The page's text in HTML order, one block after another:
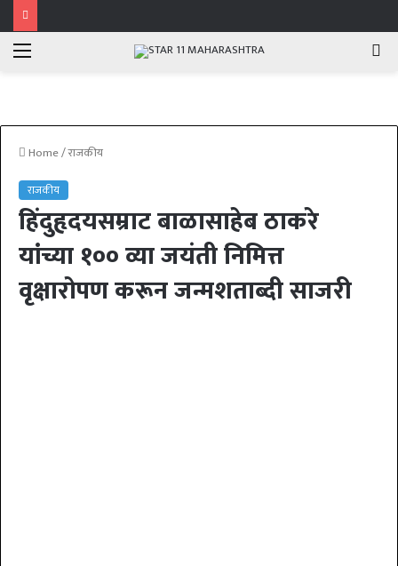
Menu
Home/राजकीय
राजकीय
हिंदुहृदयसम्राट बाळासाहेब ठाकरे
यांच्या १०० व्या जयंती निमित्त
वृक्षारोपण करून जन्मशताब्दी साजरी